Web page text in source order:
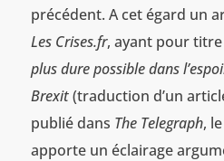
précédent. A cet égard un
Les Crises.fr, ayant pour titre
plus dure possible dans
Brexit(traduction d’un
publié dans The Telegraph,
apporte un éclairage